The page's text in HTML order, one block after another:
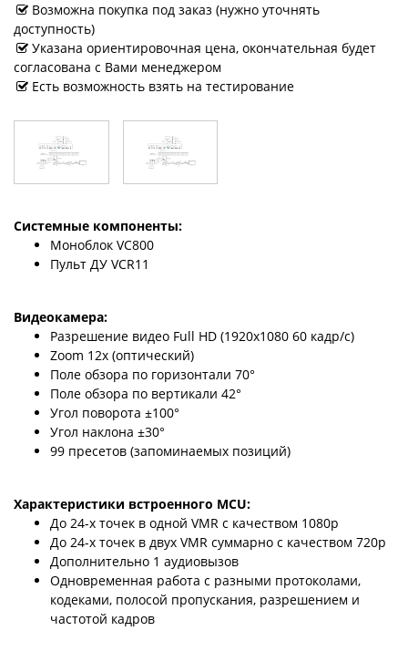
Возможна покупка под заказ (нужно уточнять
доступность)
Указана ориентировочная цена, окончательная будет
согласована с Вами менеджером
Есть возможность взять на тестирование
Системные компоненты:
Моноблок VC800
Пульт ДУ VCR11
Видеокамера:
Разрешение видео Full HD (1920x1080 60 кадр/с)
Zoom 12x (оптический)
Поле обзора по горизонтали 70°
Поле обзора по вертикали 42°
Угол поворота ±100°
Угол наклона ±30°
99 пресетов (запоминаемых позиций)
Характеристики встроенного MCU:
До 24-х точек в одной VMR с качеством 1080р
До 24-х точек в двух VMR суммарно с качеством 720р
Дополнительно 1 аудиовызов
Одновременная работа с разными протоколами,
кодеками, полосой пропускания, разрешением и
частотой кадров